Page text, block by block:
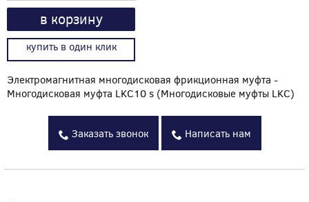
в корзину
купить в один клик
Электромагнитная многодисковая фрикционная муфта -
Многодисковая муфта LKC10 s (Многодисковые муфты LKC)
Заказать звонок Написать нам